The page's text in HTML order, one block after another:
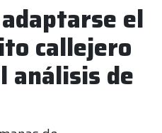
el
callejero
análisis de